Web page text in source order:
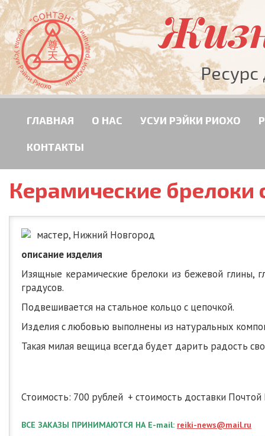
ГЛАВНАЯ О НАС УСУИ РЭЙКИ РИОХО
КОНТАКТЫ
Керамические брелоки
мастер, Нижний Новгород
описание изделия
Изящные керамические брелоки из бежевой глины,
градусов.
Подвешивается на стальное кольцо с цепочкой.
Изделия с любовью выполнены из натуральных
Такая милая вещица всегда будет дарить радость
Стоимость: 700 рублей + стоимость доставки Почтой
ВСЕ ЗАКАЗЫ ПРИНИМАЮТСЯ НА E-mail: reiki-news@mail.ru